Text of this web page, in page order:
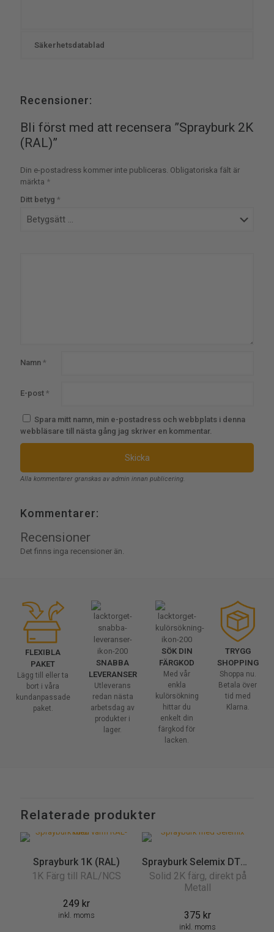
Säkerhetsdatablad
Recensioner:
Bli först med att recensera ”Sprayburk 2K
(RAL)”
Din e-postadress kommer inte publiceras. Obligatoriska fält är
märkta *
Ditt betyg *
Namn *
E-post *
Spara mitt namn, min e-postadress och webbplats i denna
webbläsare till nästa gång jag skriver en kommentar.
Alla kommentarer granskas av admin innan publicering.
Kommentarer:
Recensioner
Det finns inga recensioner än.
FLEXIBLA
PAKET
Lägg till eller ta
bort i våra
kundanpassade
paket.
SNABBA
LEVERANSER
Utleverans
redan nästa
arbetsdag av
produkter i
lager.
SÖK DIN
FÄRGKOD
Med vår
enkla
kulörsökning
hittar du
enkelt din
färgkod för
lacken.
TRYGG
SHOPPING
Shoppa nu.
Betala över
tid med
Klarna.
Relaterade produkter
Sprayburk 1K (RAL)
1K Färg till RAL/NCS
249 kr
inkl. moms
Sprayburk Selemix DTM (Direct-to-Metal)
Solid 2K färg, direkt på
Metall
375kr
inkl. moms